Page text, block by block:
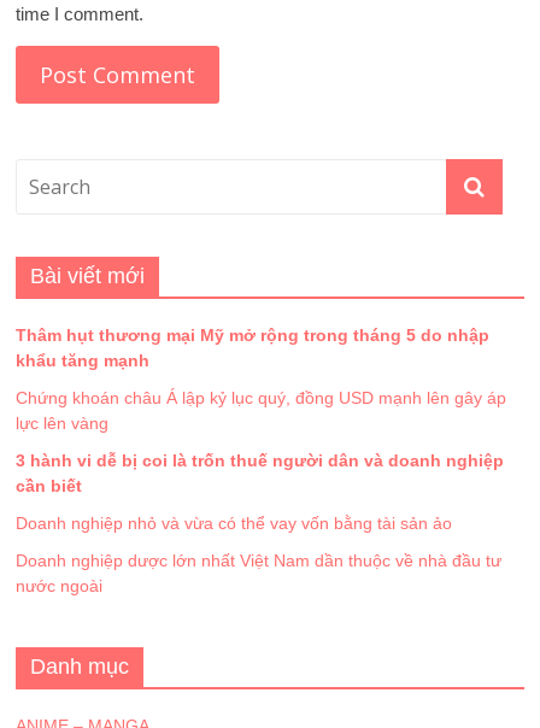
time I comment.
Bài viết mới
Thâm hụt thương mại Mỹ mở rộng trong tháng 5 do nhập
khẩu tăng mạnh
Chứng khoán châu Á lập kỷ lục quý, đồng USD mạnh lên gây áp
lực lên vàng
3 hành vi dễ bị coi là trốn thuế người dân và doanh nghiệp
cần biết
Doanh nghiệp nhỏ và vừa có thể vay vốn bằng tài sản ảo
Doanh nghiệp dược lớn nhất Việt Nam dần thuộc về nhà đầu tư
nước ngoài
Danh mục